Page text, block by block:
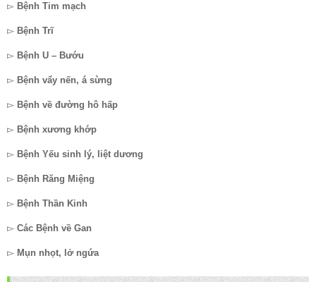
▻ Bệnh Tim mạch
▻ Bệnh Trĩ
▻ Bệnh U – Bướu
▻ Bệnh vẩy nến, á sừng
▻ Bệnh về đường hô hấp
▻ Bệnh xương khớp
▻ Bệnh Yếu sinh lý, liệt dương
▻ Bệnh Răng Miệng
▻ Bệnh Thần Kinh
▻ Các Bệnh về Gan
▻ Mụn nhọt, lở ngứa